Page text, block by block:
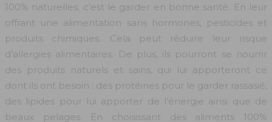
100% naturelles, c’est le garder en bonne santé. En leur
offrant une alimentation sans hormones, pesticides et
produits chimiques. Cela peut réduire leur risque
d’allergies alimentaires. De plus, ils pourront se nourrir
des produits naturels et sains, qui lui apporteront ce
dont ils ont besoin : des protéines pour le garder rassasié,
des lipides pour lui apporter de l’énergie ainsi que de
beaux pelages. En choisissant des aliments 100%